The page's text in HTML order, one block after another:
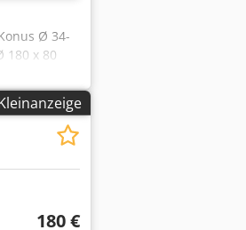
Ø 34-
180 x 80
180 €